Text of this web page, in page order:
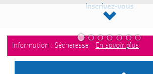
Inscrivez-vous
Information : Sécheresse En savoir plus